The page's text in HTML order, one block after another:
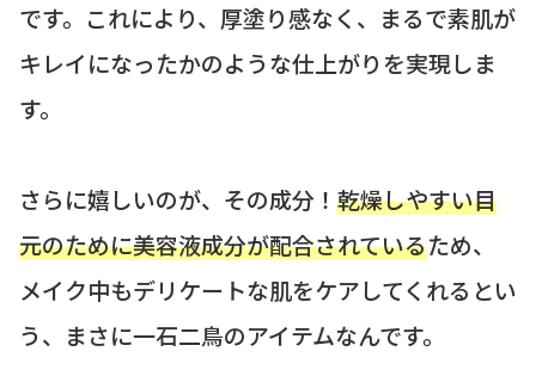
です。これにより、厚塗り感なく、まるで素肌が
キレイになったかのような仕上がりを実現しま
す。
さらに嬉しいのが、その成分！ 乾燥しやすい目
元のために美容液成分が配合されているため、
メイク中もデリケートな肌をケアしてくれるとい
う、まさに一石二鳥のアイテムなんです。